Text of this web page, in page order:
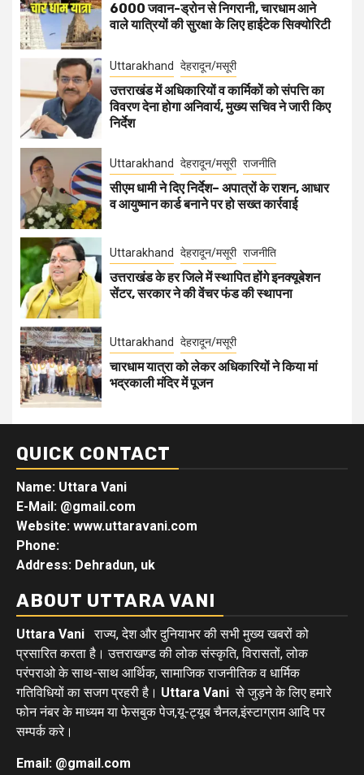
6000 जवान-ड्रोन से निगरानी, चारधाम आने
वाले यात्रियों की सुरक्षा के लिए हाईटेक सिक्योरिटी
Uttarakhand देहरादून/मसूरी
उत्तराखंड में अधिकारियों व कार्मिकों को संपत्ति का
विवरण देना होगा अनिवार्य, मुख्य सचिव ने जारी किए
निर्देश
Uttarakhand देहरादून/मसूरी राजनीति
सीएम धामी ने दिए निर्देश– अपात्रों के राशन, आधार
व आयुष्मान कार्ड बनाने पर हो सख्त कार्रवाई
Uttarakhand देहरादून/मसूरी राजनीति
उत्तराखंड के हर जिले में स्थापित होंगे इनक्यूबेशन
सेंटर, सरकार ने की वेंचर फंड की स्थापना
Uttarakhand देहरादून/मसूरी
चारधाम यात्रा को लेकर अधिकारियों ने किया मां
भद्रकाली मंदिर में पूजन
QUICK CONTACT
Name: Uttara Vani
E-Mail: @gmail.com
Website: www.uttaravani.com
Phone:
Address: Dehradun, uk
ABOUT UTTARA VANI
Uttara Vani राज्य, देश और दुनियाभर की सभी मुख्य खबरों को
प्रसारित करता है। उत्तराखण्ड की लोक संस्कृति, विरासतों, लोक
परंपराओ के साथ-साथ आर्थिक, सामाजिक राजनीतिक व धार्मिक
गतिविधियों का सजग प्रहरी है। Uttara Vani से जुड़ने के लिए हमारे
फोन नंबर के माध्यम या फेसबुक पेज,यू-ट्यूब चैनल,इंस्टाग्राम आदि पर
सम्पर्क करे।
Email: @gmail.com